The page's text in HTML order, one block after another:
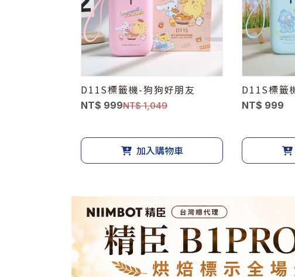
D11S標籤機-狗狗好朋友
NT$ 999NT$ 1,049
加入購物車
D11S標籤
NT$ 999